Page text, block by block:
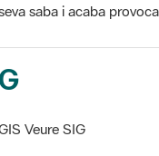
saba i acaba
G
Veure SIG